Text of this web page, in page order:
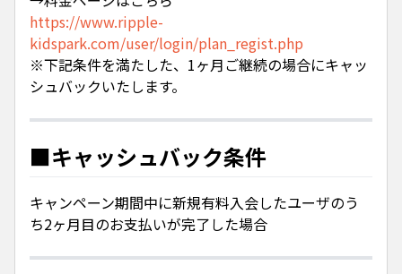
https://www.ripple-
kidspark.com/user/login/plan_regist.php
※下記条件を満たした、1ヶ月ご継続の場合にキャッ
シュバックいたします。
■キャッシュバック条件
キャンペーン期間中に新規有料入会したユーザのう
ち2ヶ月目のお支払いが完了した場合